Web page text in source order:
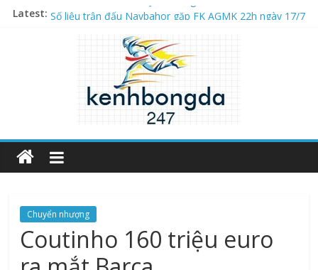
Latest:
Danh sách cầu thủ Mỹ nổi tiếng và xuất sắc nhất
Số liệu trận đấu Navbahor gặp FK AGMK 22h ngày 17/7
The Founding of YouTube A Short History
Các cầu thủ Mexico nổi tiếng huyền thoại ghi dấu ấn
Số liệu trận đấu Virtus gặp Dila Gori 2h ngày 17/7
Chuyển nhượng
Coutinho 160 triệu euro